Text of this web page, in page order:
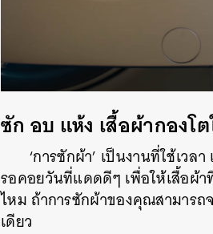
ซัก อบ แห้ง เสื้อผ้ากองโ
‘การซักผ้า’ เป็นงานที่ใช้เว
รอคอยวันที่แดดดีๆ เพื่อให้เสื้อผ้
ไหม ถ้าการซักผ้าของคุณสามารถ
เดียว